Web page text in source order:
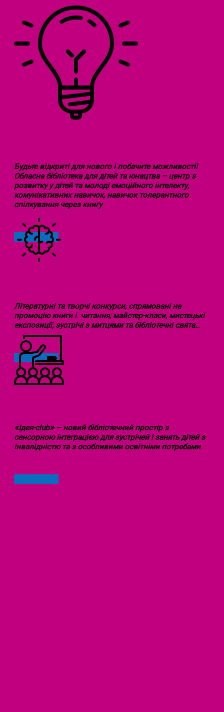
Будьте відкриті для нового і побачите можливості!
Обласна бібліотека для дітей та юнацтва – центр з
розвитку у дітей та молоді емоційного інтелекту,
комунікативних навичок, навичок толерантного
спілкування через книгу
Докладніше
Літературні та творчі конкурси, спрямовані на
промоцію книги і читання, майстер-класи, мистецькі
експозиції, зустрічі з митцями та бібліотечні свята…
Докладніше
«Ідея-club»– новий бібліотечний простір з
сенсорною інтеграцією для зустрічей і занять дітей з
інвалідністю та з особливими освітніми потребами